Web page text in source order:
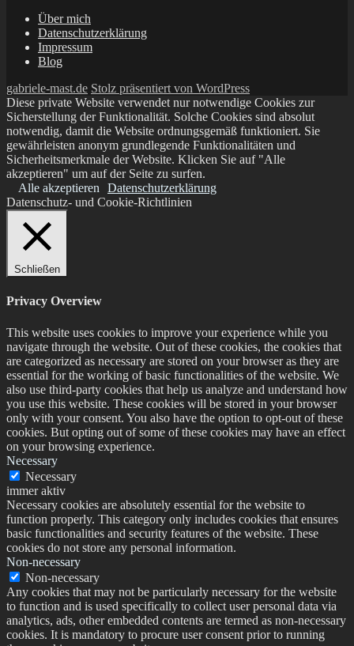
Über mich
Datenschutzerklärung
Impressum
Blog
gabriele-mast.de Stolz präsentiert von WordPress
Diese private Website verwendet nur notwendige Cookies zur
Sicherstellung der Funktionalität. Solche Cookies sind absolut
notwendig, damit die Website ordnungsgemäß funktioniert. Sie
gewährleisten anonym grundlegende Funktionalitäten und
Sicherheitsmerkmale der Website. Klicken Sie auf "Alle
akzeptieren" um auf der Seite zu surfen.
Alle akzeptieren
Datenschutzerklärung
Datenschutz- und Cookie-Richtlinien
Schließen
Privacy Overview
This website uses cookies to improve your experience while you
navigate through the website. Out of these cookies, the cookies that
are categorized as necessary are stored on your browser as they are
essential for the working of basic functionalities of the website. We
also use third-party cookies that help us analyze and understand how
you use this website. These cookies will be stored in your browser
only with your consent. You also have the option to opt-out of these
cookies. But opting out of some of these cookies may have an effect
on your browsing experience.
Necessary
Necessary
immer aktiv
Necessary cookies are absolutely essential for the website to
function properly. This category only includes cookies that ensures
basic functionalities and security features of the website. These
cookies do not store any personal information.
Non-necessary
Non-necessary
Any cookies that may not be particularly necessary for the website
to function and is used specifically to collect user personal data via
analytics, ads, other embedded contents are termed as non-necessary
cookies. It is mandatory to procure user consent prior to running